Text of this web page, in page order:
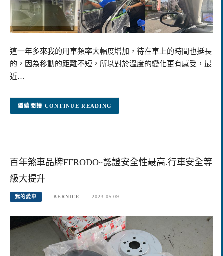
這一年多來我的用車頻率大幅度增加，待在車上的時間也挺長
的，因為移動的距離不短，所以對於溫度的變化更有感受，最
近…
CONTINUE READING
百年煞車品牌FERODO~認證安全性最高.行車安全等
級大提升
我的愛車 BERNICE 2023-05-09